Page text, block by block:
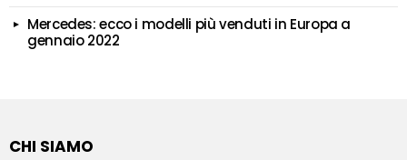
Mercedes: ecco i modelli più venduti in Europa a
gennaio 2022
CHI SIAMO